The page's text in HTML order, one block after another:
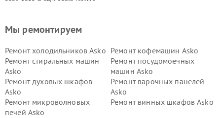
Мы ремонтируем
Ремонт холодильников Asko Ремонт кофемашин Asko
Ремонт стиральных машин
Asko
Ремонт посудомоечных
машин Asko
Ремонт духовых шкафов
Asko
Ремонт варочных панелей
Asko
Ремонт микроволновых
печей Asko
Ремонт винных шкафов Asko